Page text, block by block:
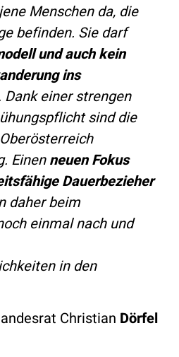
Menschen da, die
befinden. Sie darf
und auch kein
ins
einer strengen
sind die
Einenneuen Fokus
Dauerbezieher
daher beim
einmal nach und
in den
Christian Dörfel